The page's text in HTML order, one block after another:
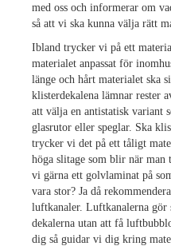
med oss och informerar om
så att vi ska kunna välja rätt
Ibland trycker vi på ett
materialet anpassat för
länge och hårt materialet ska
klisterdekalena lämnar rester
att välja en antistatisk variant
glasrutor eller speglar. Ska
trycker vi det på ett tåligt
höga slitage som blir när man
vi gärna ett golvlaminat på
vara stor? Ja då
luftkanaler. Luftkanalerna gör
dekalerna utan att få
dig så guidar vi dig kring